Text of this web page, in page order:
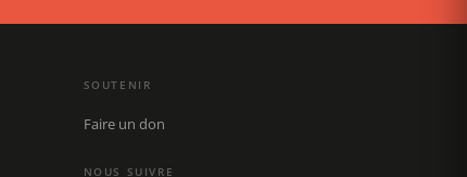
SOUTENIR
Faire un don
NOUS SUIVRE